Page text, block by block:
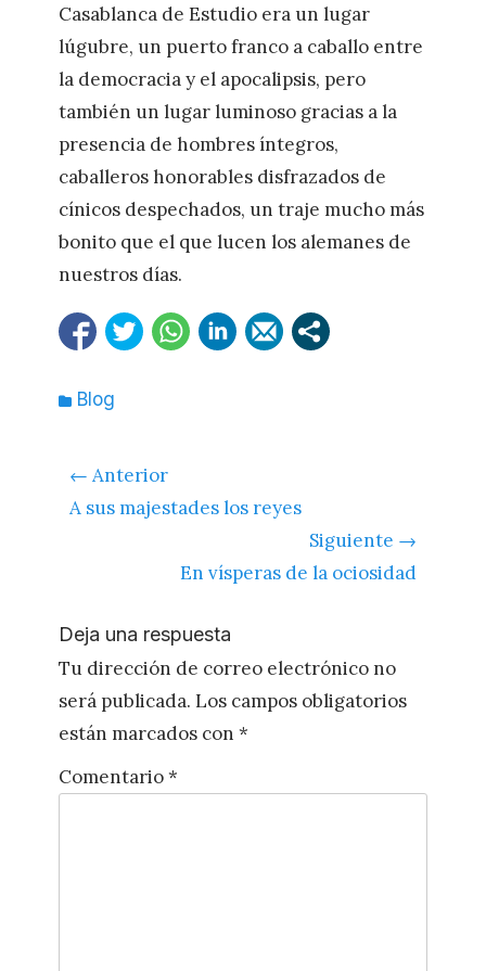
Casablanca de Estudio era un lugar
lúgubre, un puerto franco a caballo entre
la democracia y el apocalipsis, pero
también un lugar luminoso gracias a la
presencia de hombres íntegros,
caballeros honorables disfrazados de
cínicos despechados, un traje mucho más
bonito que el que lucen los alemanes de
nuestros días.
Categorías
Blog
Navegación
de
← Anterior
Entrada
A sus majestades los reyes
Siguiente →
En vísperas de la ociosidad
Deja una respuesta
Tu dirección de correo electrónico no
será publicada. Los campos obligatorios
están marcados con *
Comentario*